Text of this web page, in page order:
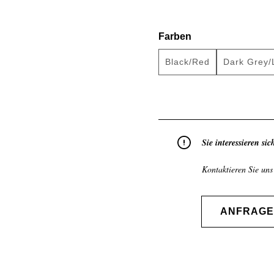
Farben
Black/Red(Diese Option ist
Dark Grey/
Sie interessieren
Kontaktieren Sie